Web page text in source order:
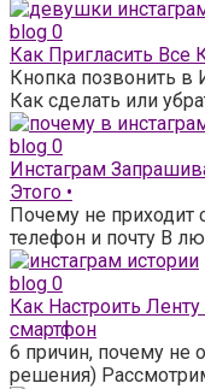
blog 0
Как Пригласить Все
Кнопка позвонить в
Как сделать или
blog 0
Инстаграм
Этого •
Почему не приходит
телефон и почту В
blog 0
Как Настроить
смартфон
6 причин, почему не
решения)